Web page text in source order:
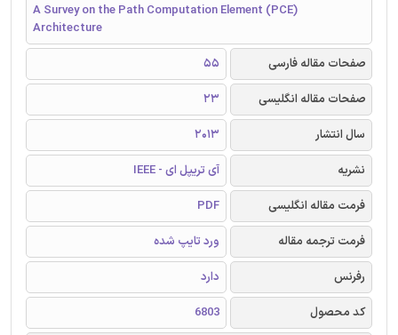
A Survey on the Path Computation Element (PCE)
Architecture
صفحات مقاله فارسی
55
صفحات مقاله انگلیسی
23
سال انتشار
2013
نشریه
آی تریپل ای - IEEE
فرمت مقاله انگلیسی
PDF
فرمت ترجمه مقاله
ورد تایپ شده
رفرنس
دارد
کد محصول
6803